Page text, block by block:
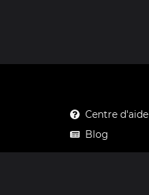
Centre d'aide
Blog